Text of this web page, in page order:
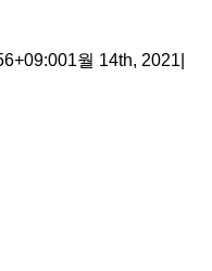
1월 14th, 2021